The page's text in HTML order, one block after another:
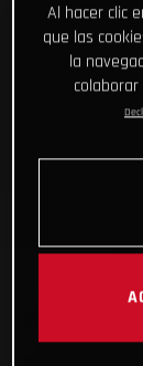
Al hacer clic
que las
la